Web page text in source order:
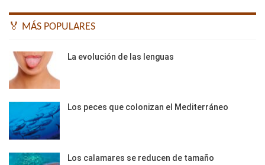
🏅 MÁS POPULARES
La evolución de las lenguas
Los peces que colonizan el Mediterráneo
Los calamares se reducen de tamaño